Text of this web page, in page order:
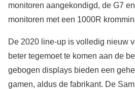
monitoren aangekondigd, de G7
monitoren met een 1000R
De 2020 line-up is volledig nieuw
beter tegemoet te komen aan de
gebogen displays bieden een
gamen, aldus de fabrikant. De